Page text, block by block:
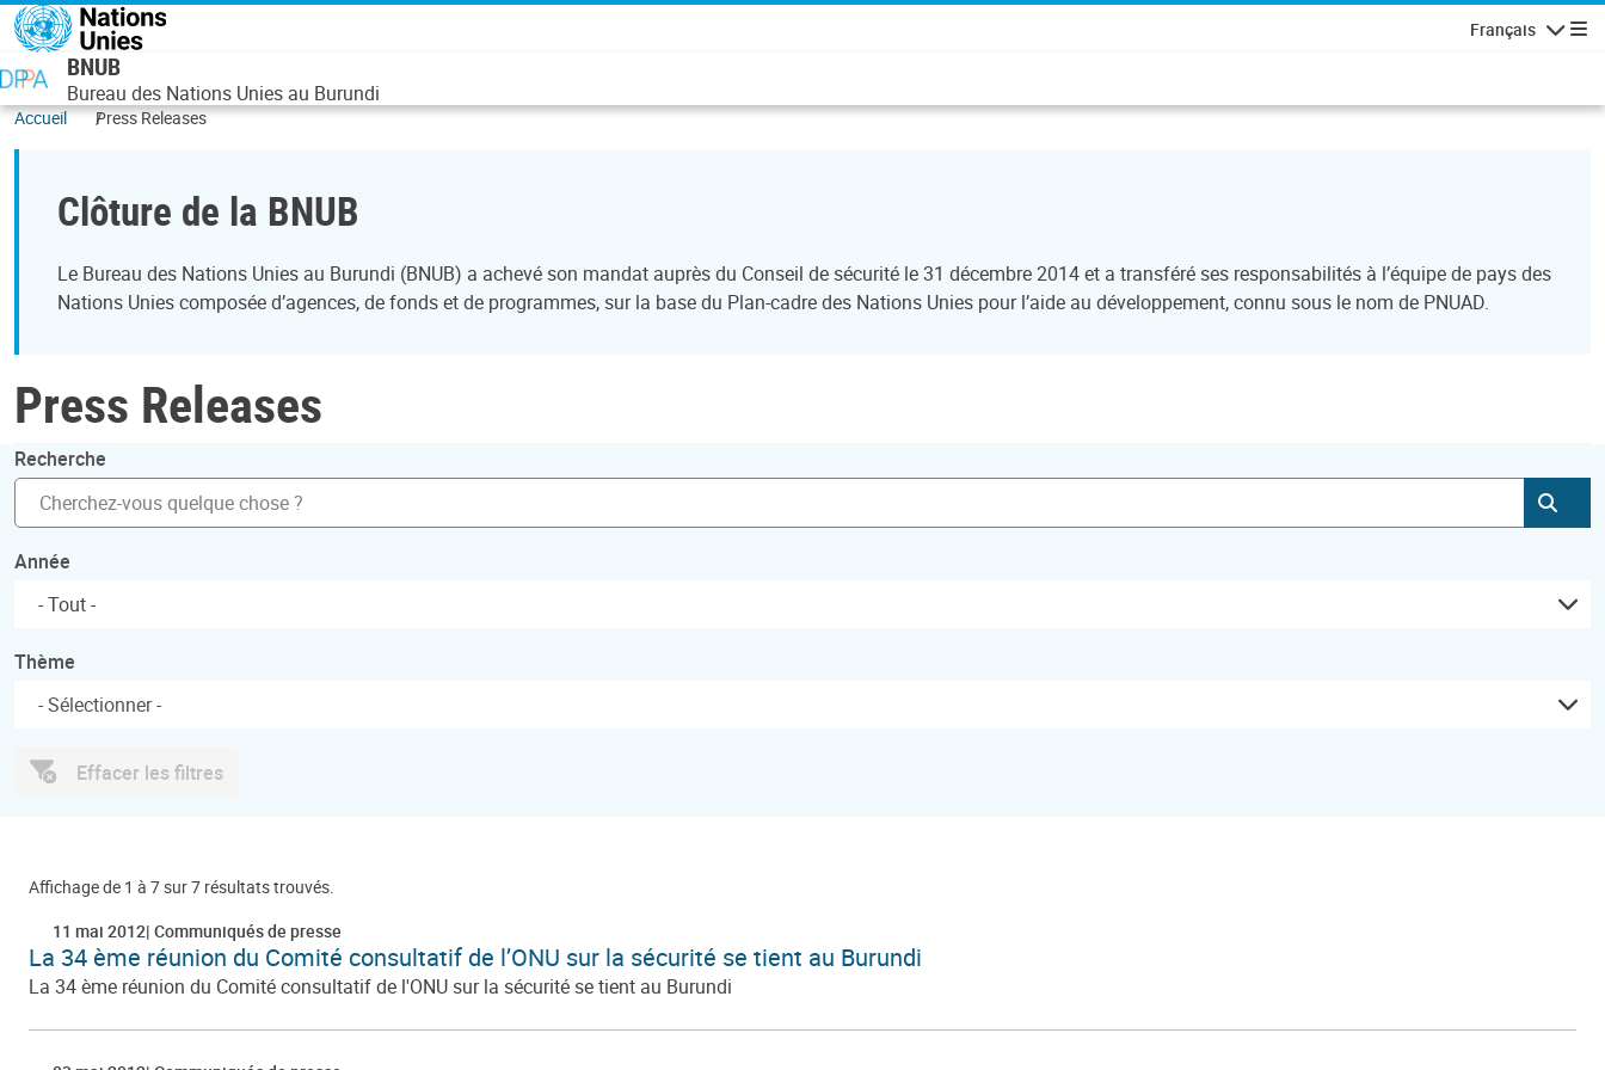
Aller au contenu principal
Français
BNUB
Bureau des Nations Unies au Burundi
Accueil Press Releases
Clôture de la BNUB
Le Bureau des Nations Unies au Burundi (BNUB) a achevé son mandat auprès du Conseil de sécurité le 31 décembre 2014 et a transféré ses responsabilités à l’équipe de pays des
Nations Unies composée d’agences, de fonds et de programmes, sur la base du Plan-cadre des Nations Unies pour l’aide au développement, connu sous le nom de PNUAD.
Press Releases
Recherche
Année
- Tout -
Thème
Effacer les filtres
Affichage de 1 à 7 sur 7 résultats trouvés.
11 mai 2012 Communiqués de presse
La 34 ème réunion du Comité consultatif de l’ONU sur la sécurité se tient au Burundi
La 34 ème réunion du Comité consultatif de l'ONU sur la sécurité se tient au Burundi